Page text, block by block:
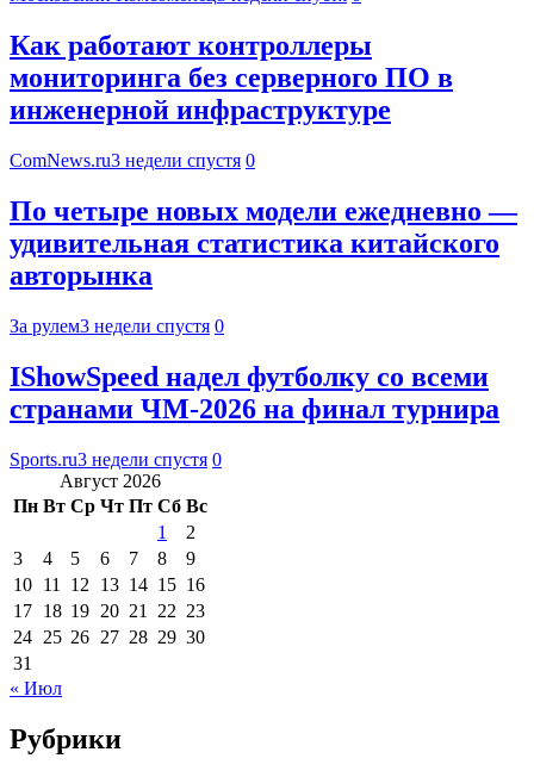
Как работают контроллеры
мониторинга без серверного ПО в
инженерной инфраструктуре
ComNews.ru3 недели спустя 0
По четыре новых модели ежедневно —
удивительная статистика китайского
авторынка
За рулем3 недели спустя 0
IShowSpeed надел футболку со всеми
странами ЧМ-2026 на финал турнира
Sports.ru3 недели спустя 0
Август 2026
Пн Вт Ср Чт Пт Сб Вс
1
2
3
4 5 6 7 8
9
10 11 12 13 14 15 16
17 18 19 20 21 22 23
24 25 26 27 28 29 30
31
« Июл
Рубрики